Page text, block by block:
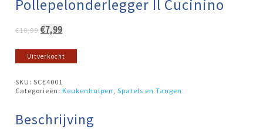
Pollepelonderlegger Il Cucinino
€10,99 Oorspronkelijke
was:
€10,99.
€7,99Huidige
is:
€7,99.
Uitverkocht
SKU:SCE4001
Categorieën:Keukenhulpen ,Spatels en Tangen
Beschrijving